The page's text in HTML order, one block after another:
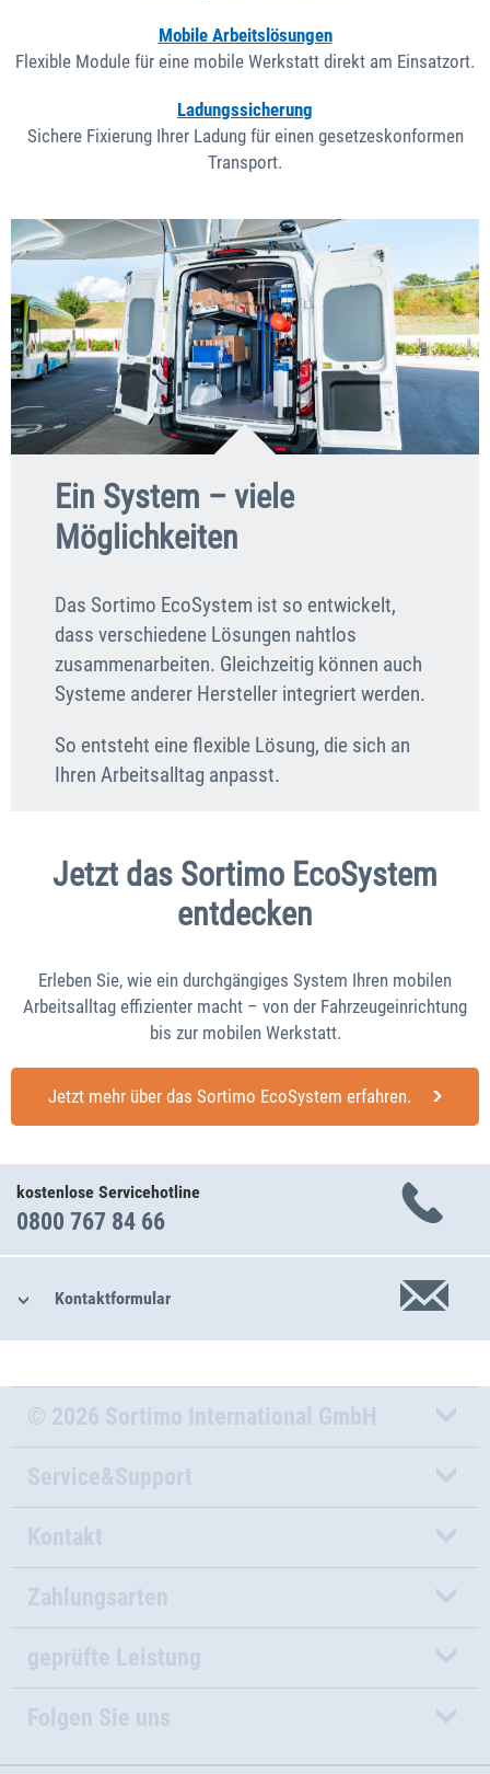
Mobile Arbeitslösungen
Flexible Module für eine mobile Werkstatt direkt am Einsatzort.
Ladungssicherung
Sichere Fixierung Ihrer Ladung für einen gesetzeskonformen
Transport.
Ein System – viele
Möglichkeiten
Das Sortimo EcoSystem ist so entwickelt,
dass verschiedene Lösungen nahtlos
zusammenarbeiten. Gleichzeitig können auch
Systeme anderer Hersteller integriert werden.
So entsteht eine flexible Lösung, die sich an
Ihren Arbeitsalltag anpasst.
Jetzt das Sortimo EcoSystem
entdecken
Erleben Sie, wie ein durchgängiges System Ihren mobilen
Arbeitsalltag effizienter macht – von der Fahrzeugeinrichtung
bis zur mobilen Werkstatt.
Jetzt mehr über das Sortimo EcoSystem erfahren.
kostenlose Servicehotline
0800 767 84 66
Kontaktformular
© 2026 Sortimo International GmbH
Service&Support
Kontakt
Zahlungsarten
geprüfte Leistung
Folgen Sie uns